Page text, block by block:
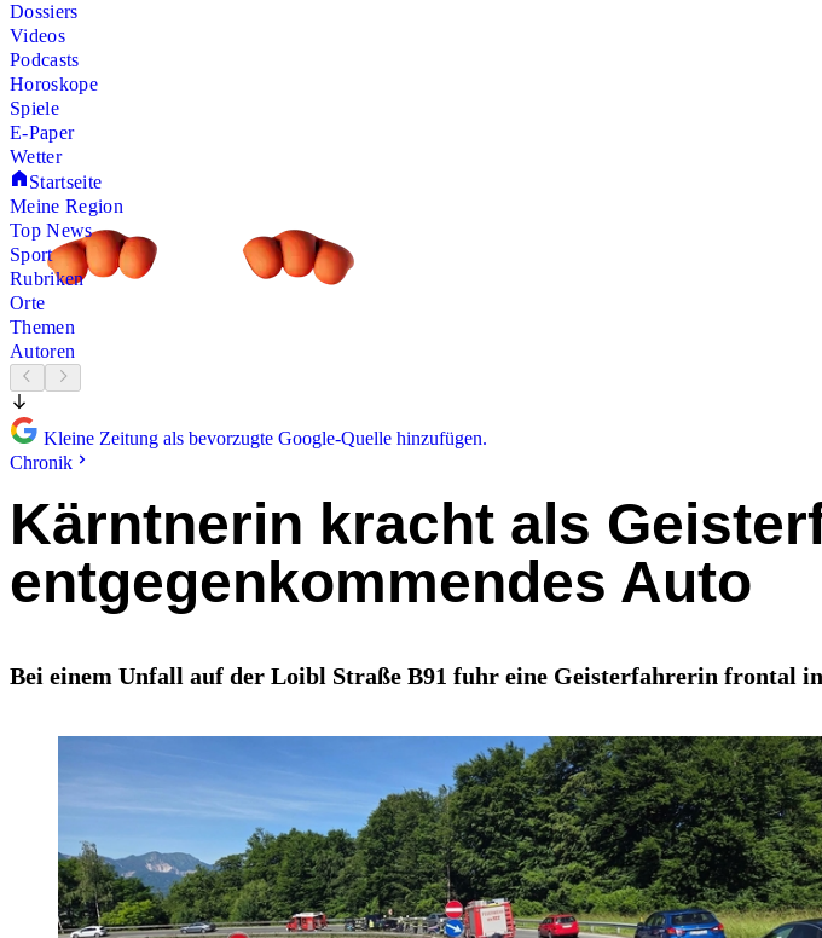
Dossiers
Videos
Podcasts
Horoskope
Spiele
E-Paper
Wetter
Startseite
Meine Region
Top News
Sport
Rubriken
Orte
Themen
Autoren
Kleine Zeitung als bevorzugte Google-Quelle hinzufügen.
Chronik
Kärntnerin kracht als
entgegenkommendes Auto
Bei einem Unfall auf der Loibl Straße B91 fuhr eine Geisterfahrerin frontal